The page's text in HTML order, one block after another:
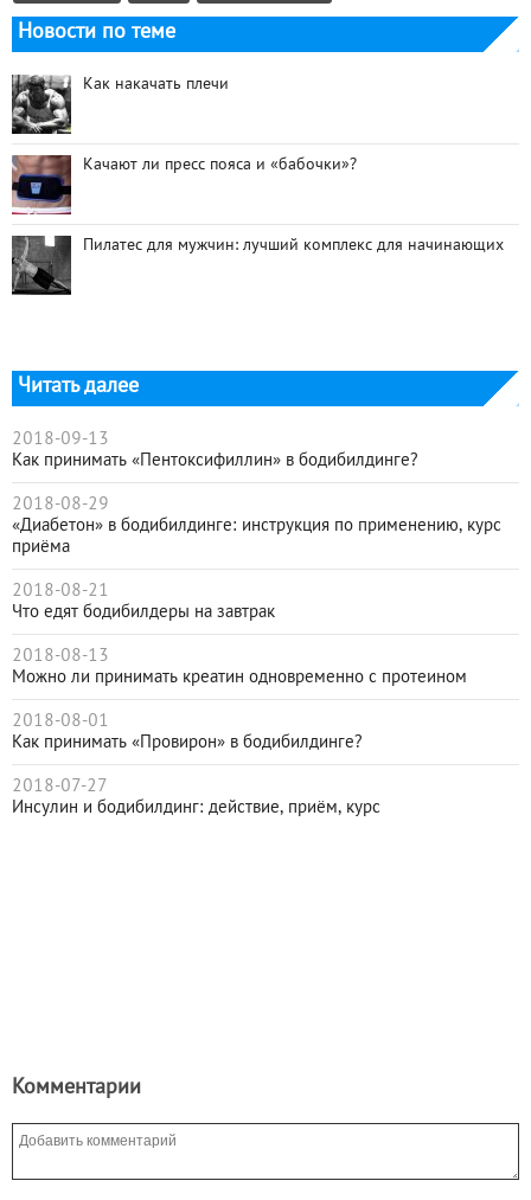
Новости по теме
Как накачать плечи
Качают ли пресс пояса и «бабочки»?
Пилатес для мужчин: лучший комплекс для начинающих
Читать далее
2018-09-13
Как принимать «Пентоксифиллин» в бодибилдинге?
2018-08-29
«Диабетон» в бодибилдинге: инструкция по применению, курс
приёма
2018-08-21
Что едят бодибилдеры на завтрак
2018-08-13
Можно ли принимать креатин одновременно с протеином
2018-08-01
Как принимать «Провирон» в бодибилдинге?
2018-07-27
Инсулин и бодибилдинг: действие, приём, курс
Комментарии